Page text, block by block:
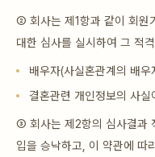
② 회사는 제1항과 같이 회원
대한 심사를 실시하여 그 적
배우자(사실혼관계의 배
결혼관련 개인정보의 사실
③ 회사는 제2항의 심사결과
입을 승낙하고, 이 약관에 따